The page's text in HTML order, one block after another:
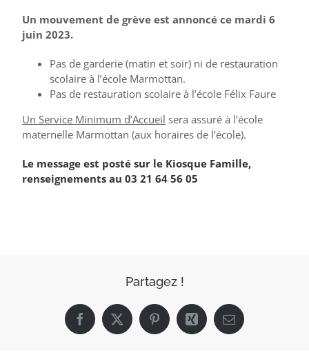
Un mouvement de grève est annoncé ce mardi 6
juin 2023.
Pas de garderie (matin et soir) ni de restauration
scolaire à l’école Marmottan.
Pas de restauration scolaire à l’école Félix Faure
Un Service Minimum d’Accueil sera assuré à l’école
maternelle Marmottan (aux horaires de l’école).
Le message est posté sur le Kiosque Famille,
renseignements au 03 21 64 56 05
Partagez !
Facebook
X PinterestXing Email